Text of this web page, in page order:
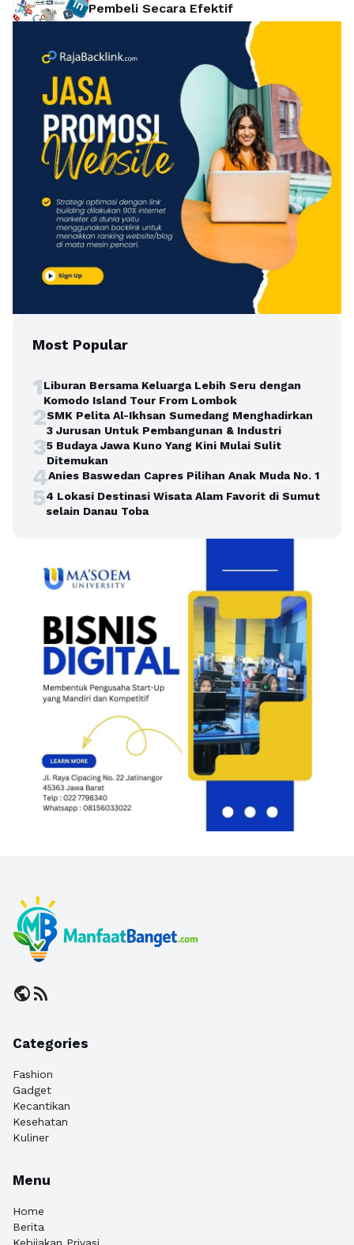
Pembeli Secara Efektif
Most Popular
1Liburan Bersama Keluarga Lebih Seru dengan
Komodo Island Tour From Lombok
2SMK Pelita Al-Ikhsan Sumedang Menghadirkan
3 Jurusan Untuk Pembangunan & Industri
35 Budaya Jawa Kuno Yang Kini Mulai Sulit
Ditemukan
4Anies Baswedan Capres Pilihan Anak Muda No. 1
54 Lokasi Destinasi Wisata Alam Favorit di Sumut
selain Danau Toba
publicrss_feed
Categories
Fashion
Gadget
Kecantikan
Kesehatan
Kuliner
Menu
Home
Berita